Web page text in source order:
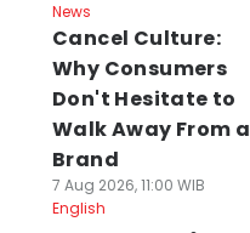
News
Cancel Culture:
Why Consumers
Don't Hesitate to
Walk Away From a
Brand
7 Aug 2026, 11:00 WIB
English